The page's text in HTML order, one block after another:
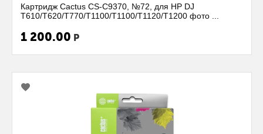
Картридж Cactus CS-C9370, №72, для HP DJ
T610/T620/T770/T1100/T1100/T1120/T1200 фото ...
1 200.00 Р